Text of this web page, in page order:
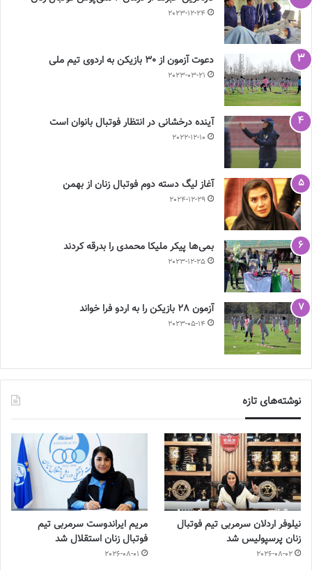
2023-12-24
دعوت آزمون از 30 بازیکن به اردوی تیم ملی
2023-03-21
آینده درخشانی در انتظار فوتبال بانوان است
2022-12-10
آغاز لیگ دسته دوم فوتبال زنان از بهمن
2024-12-29
بمی‌ها پیکر ملیکا محمدی را بدرقه کردند
2023-12-25
آزمون 28 بازیکن را به اردو فرا خواند
2023-05-14
نوشته‌های تازه
نیلوفر اردلان سرمربی تیم فوتبال
زنان پرسپولیس شد
2026-08-02
مریم ایراندوست سرمربی تیم
فوتبال زنان استقلال شد
2026-08-01